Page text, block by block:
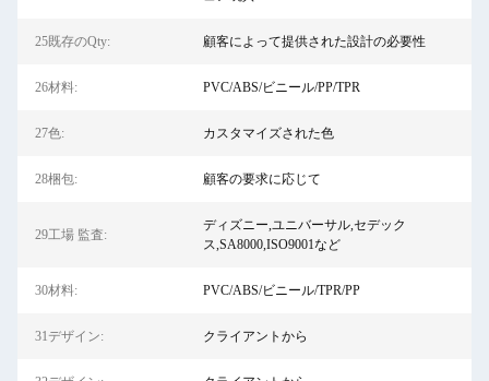
25既存のQty: 顧客によって提供された設計の必要性
26材料: PVC/ABS/ビニール/PP/TPR
27色: カスタマイズされた色
28梱包: 顧客の要求に応じて
29工場 監査:
ディズニー,ユニバーサル,セデック
ス,SA8000,ISO9001など
30材料: PVC/ABS/ビニール/TPR/PP
31デザイン: クライアントから